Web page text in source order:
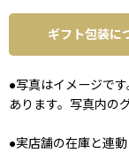
ギフト包装に
●写真はイメージで
あります。写真内の
●実店舗の在庫と連